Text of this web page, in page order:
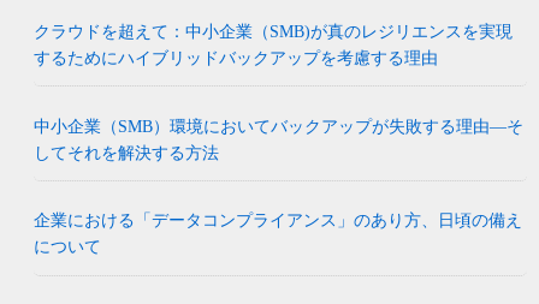
クラウドを超えて：中小企業（SMB)が真のレジリエンスを実現
するためにハイブリッドバックアップを考慮する理由
中小企業（SMB）環境においてバックアップが失敗する理由―そ
してそれを解決する方法
企業における「データコンプライアンス」のあり方、日頃の備え
について